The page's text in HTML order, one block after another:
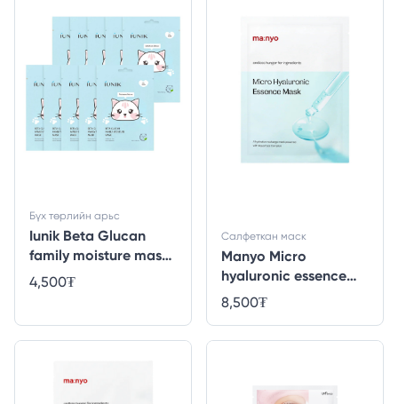
Iunik Beta Glucan
family moisture mask
for kids
Бүх төрлийн арьс
4,500₮
Manyo Micro
hyaluronic essence
mask - 1ширхэг
Салфеткан маск
8,500₮